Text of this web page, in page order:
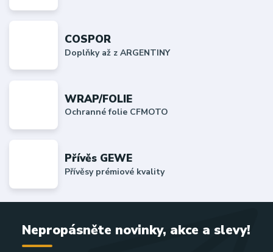
COSPOR
Doplňky až z ARGENTINY
WRAP/FOLIE
Ochranné folie CFMOTO
Přívěs GEWE
Přívěsy prémiové kvality
Nepropásněte novinky, akce a slevy!